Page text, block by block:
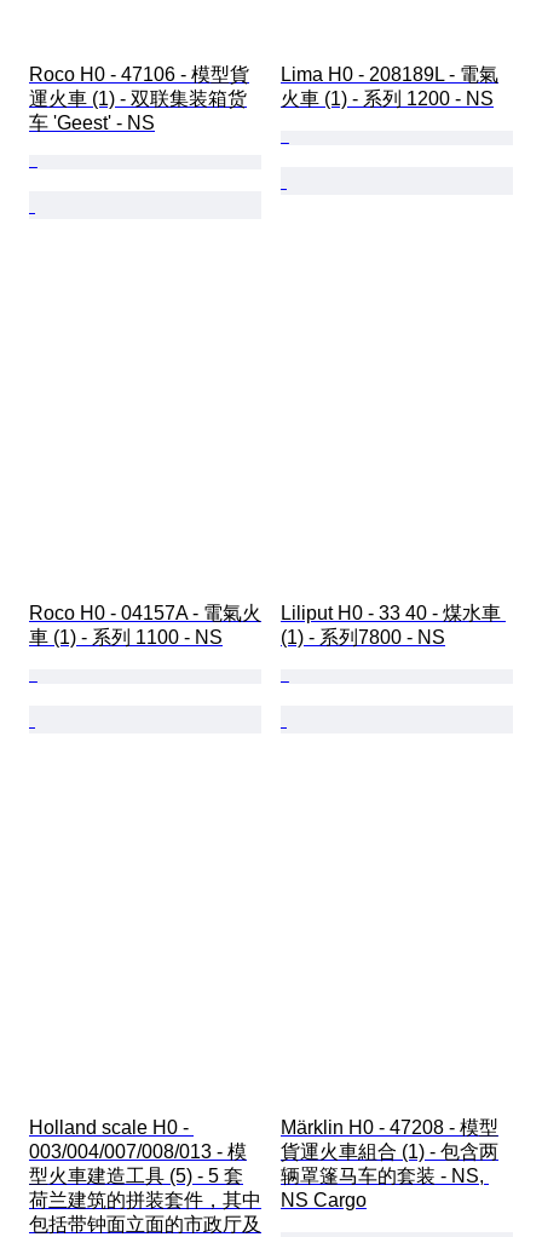
Roco H0 - 47106 - 模型貨
運火車 (1) - 双联集装箱货
车 'Geest' - NS
Lima H0 - 208189L - 電氣
火車 (1) - 系列 1200 - NS
Roco H0 - 04157A - 電氣火
車 (1) - 系列 1100 - NS
Liliput H0 - 33 40 - 煤水車
(1) - 系列7800 - NS
Holland scale H0 -
003/004/007/008/013 - 模
型火車建造工具 (5) - 5 套
荷兰建筑的拼装套件，其中
包括带钟面立面的市政厅及
Märklin H0 - 47208 - 模型
貨運火車組合 (1) - 包含两
辆罩篷马车的套装 - NS,
NS Cargo